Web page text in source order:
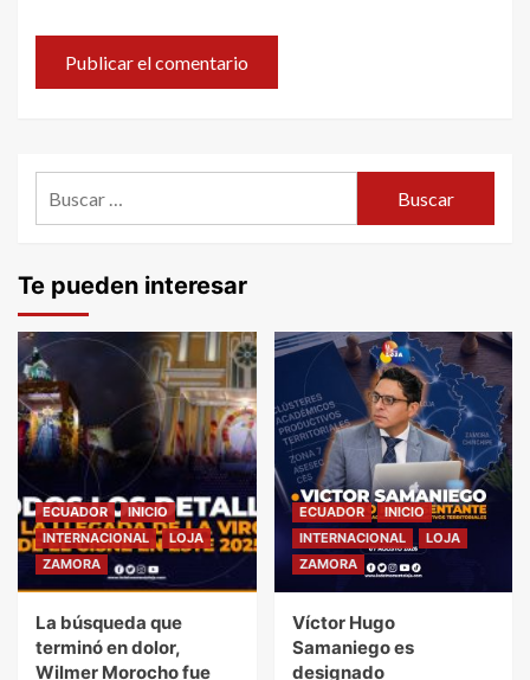
Te pueden interesar
ECUADOR
INICIO
INTERNACIONAL
LOJA
ZAMORA
La búsqueda que
terminó en dolor,
Wilmer Morocho fue
ECUADOR
INICIO
INTERNACIONAL
LOJA
ZAMORA
Víctor Hugo
Samaniego es
designado